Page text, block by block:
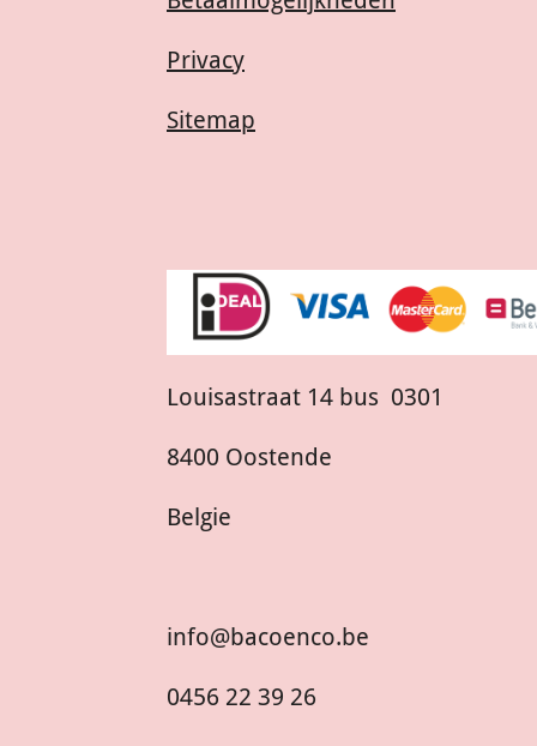
Privacy
Sitemap
Louisastraat 14 bus 0301
8400 Oostende
Belgie
info@bacoenco.be
0456 22 39 26